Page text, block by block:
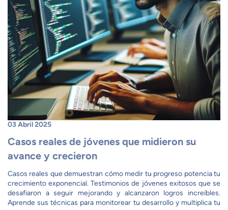
Casos reales de jóvenes que midieron su
avance y crecieron
03 Abril 2025
Casos reales que demuestran cómo medir tu progreso potencia tu
crecimiento exponencial. Testimonios de jóvenes exitosos que se
desafiaron a seguir mejorando y alcanzaron logros increíbles.
Aprende sus técnicas para monitorear tu desarrollo y multiplica tu